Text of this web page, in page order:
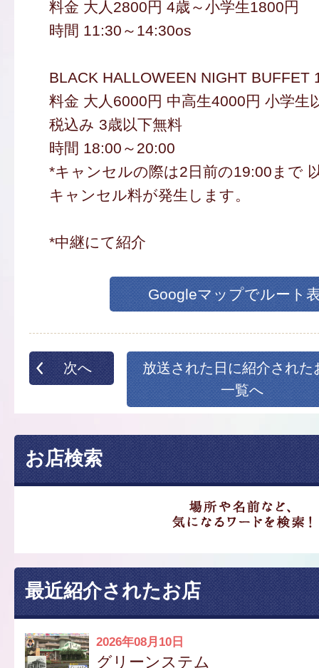
料金 大人2800円 4歳～小学生1800円
時間 11:30～14:30os
BLACK HALLOWEEN NIGHT BUFFET
料金 大人6000円 中高生4000円 小学生
税込み 3歳以下無料
時間 18:00～20:00
*キャンセルの際は2日前の19:00まで
キャンセル料が発生します。
*中継にて紹介
Googleマップでルート
次へ
放送された日に紹介された
一覧へ
お店検索
最近紹介されたお店
2026年08月10日
グリーンステム